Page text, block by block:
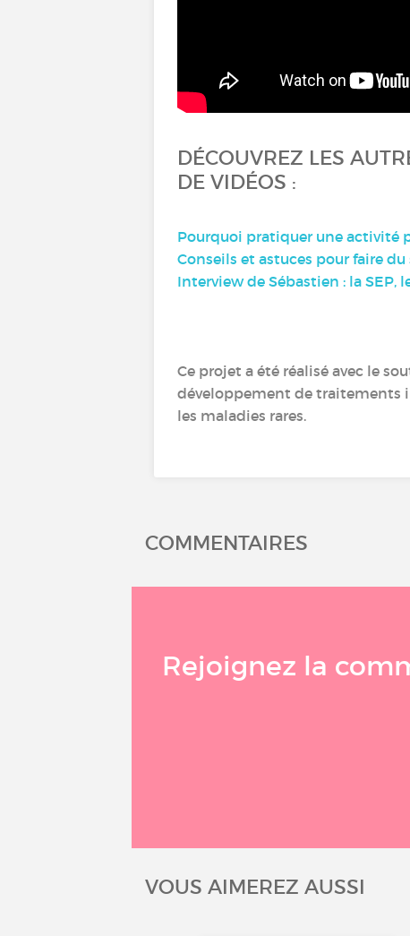
DÉCOUVREZ LES
DE VIDÉOS :
Pourquoi pratiquer une activité
Conseils et astuces pour faire
Interview de Sébastien : la SEP,
Ce projet a été réalisé avec le
développement de traitements
les maladies rares.
COMMENTAIRES
Rejoignez la
VOUS AIMEREZ AUSSI